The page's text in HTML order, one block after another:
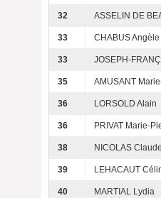
32 ASSELIN DE
33 CHABUS Angèle
33 JOSEPH-
35 AMUSANT
36 LORSOLD Alain
36 PRIVAT Marie-
38 NICOLAS
39 LEHACAUT
40 MARTIAL Lydia